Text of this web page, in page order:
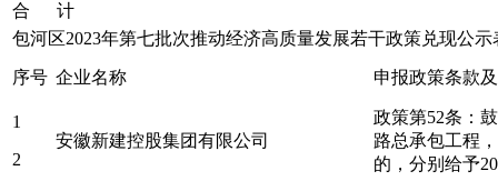
合 计
包河区2023年第七批次推动经济高质量发展若干政策兑现公
序号 企业名称 申报政策条款
1
安徽新建控股集团有限公司
政策第52条：
路总承包工程
的，分别给予
2